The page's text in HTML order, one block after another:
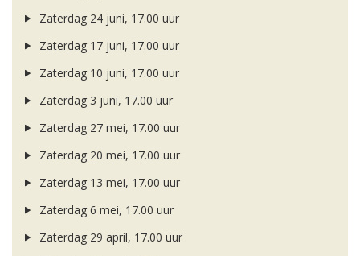
Zaterdag 24 juni, 17.00 uur
Zaterdag 17 juni, 17.00 uur
Zaterdag 10 juni, 17.00 uur
Zaterdag 3 juni, 17.00 uur
Zaterdag 27 mei, 17.00 uur
Zaterdag 20 mei, 17.00 uur
Zaterdag 13 mei, 17.00 uur
Zaterdag 6 mei, 17.00 uur
Zaterdag 29 april, 17.00 uur